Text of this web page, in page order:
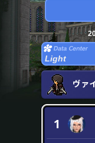
Light
ヴァ
1